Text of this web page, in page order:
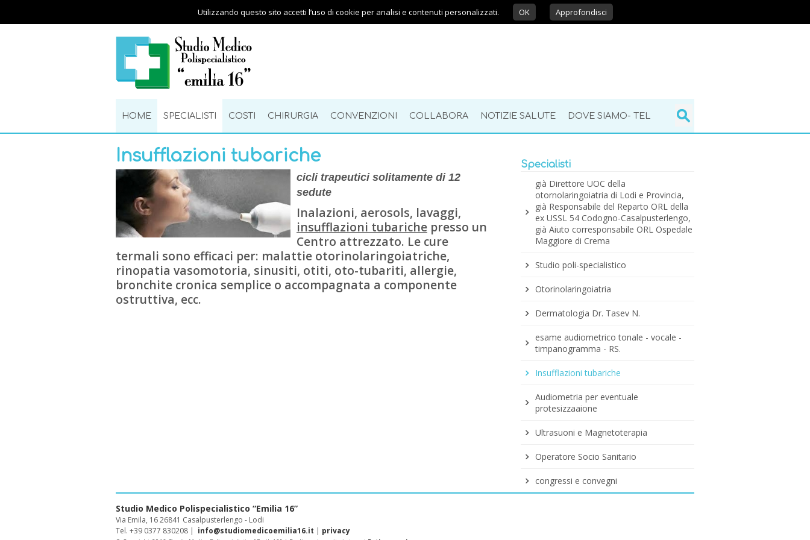
Utilizzando questo sito accetti l’uso di cookie per analisi e contenuti personalizzati. OK Approfondisci
HOME SPECIALISTI COSTI CHIRURGIA CONVENZIONI COLLABORA NOTIZIE SALUTE DOVE SIAMO- TEL
Insufflazioni tubariche
cicli trapeutici solitamente di 12
sedute
Inalazioni, aerosols, lavaggi,
insufflazioni tubariche presso un
Centro attrezzato. Le cure
termali sono efficaci per: malattie otorinolaringoiatriche,
rinopatia vasomotoria, sinusiti, otiti, oto-tubariti, allergie,
bronchite cronica semplice o accompagnata a componente
ostruttiva, ecc.
Specialisti
già Direttore UOC della
otornolaringoiatria di Lodi e Provincia,
già Responsabile del Reparto ORL della
ex USSL 54 Codogno-Casalpusterlengo,
già Aiuto corresponsabile ORL Ospedale
Maggiore di Crema
Studio poli-specialistico
Otorinolaringoiatria
Dermatologia Dr. Tasev N.
esame audiometrico tonale - vocale -
timpanogramma - RS.
Insufflazioni tubariche
Audiometria per eventuale
protesizzaaione
Ultrasuoni e Magnetoterapia
Operatore Socio Sanitario
congressi e convegni
Studio Medico Polispecialistico “Emilia 16”
Via Emila, 16 26841 Casalpusterlengo - Lodi
Tel. +39 0377 830208 | info@studiomedicoemilia16.it | privacy